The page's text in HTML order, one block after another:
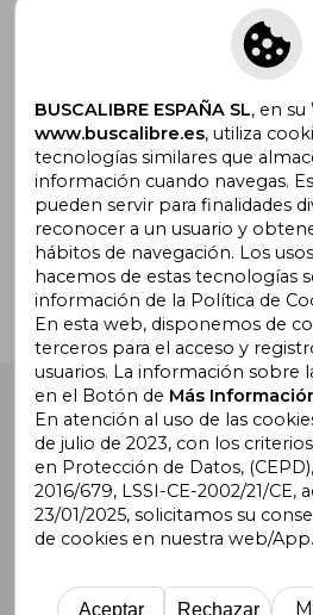
Suscríbete para recibir
promociones
¿Necesitas ayuda?
Ir a Centro de Soporte
Buscalibre España. Calle Energía, 65,
Cornellà de Llobregat, Barcelona.
Buscalibre Argentina| Buscalibre
Buscalibre Uruguay|Buscalibre
BUSCALIBRE ESPAÑA SL, en su
www.buscalibre.es, utiliza
tecnologías similares que
información cuando navegas.
pueden servir para finalidades
reconocer a un usuario y
hábitos de navegación. Los
hacemos de estas tecnologías
información de la Política de
En esta web, disponemos de
terceros para el acceso y
usuarios. La información sobre
en el Botón de Más
En atención al uso de las
de julio de 2023, con los
en Protección de Datos,
2016/679, LSSI-CE-2002/21/CE,
23/01/2025, solicitamos su
de cookies en nuestra web/App.
Aceptar Rechazar